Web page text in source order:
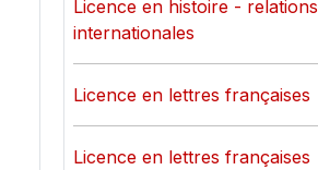
Licence en histoire - relations
internationales
Licence en lettres françaises
Licence en lettres françaises